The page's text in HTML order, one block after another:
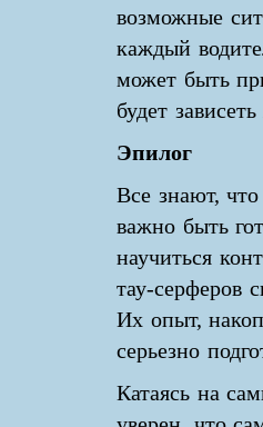
возможные
каждый
может быть
будет
Эпилог
Все знают,
важно быть
научиться
тау-серферов
Их опыт,
серьезно
Катаясь на